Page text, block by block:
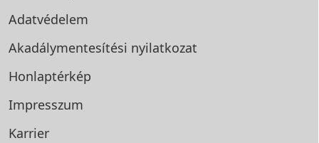
Adatvédelem
Akadálymentesítési nyilatkozat
Honlaptérkép
Impresszum
Karrier